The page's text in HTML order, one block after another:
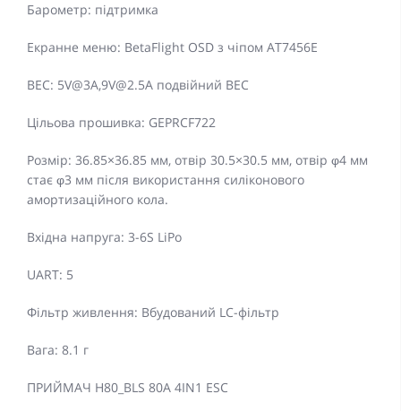
Барометр: підтримка
Екранне меню: BetaFlight OSD з чіпом AT7456E
BEC: 5V@3A,9V@2.5A подвійний BEC
Цільова прошивка: GEPRCF722
Розмір: 36.85×36.85 мм, отвір 30.5×30.5 мм, отвір φ4 мм
стає φ3 мм після використання силіконового
амортизаційного кола.
Вхідна напруга: 3-6S LiPo
UART: 5
Фільтр живлення: Вбудований LC-фільтр
Вага: 8.1 г
ПРИЙМАЧ H80_BLS 80A 4IN1 ESC